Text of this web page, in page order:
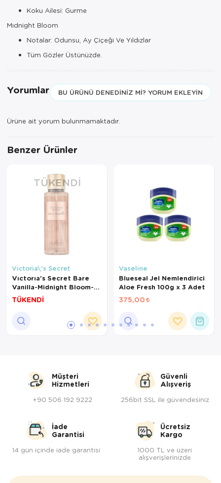
Koku Ailesi: Gurme
Mıdnight Bloom
Notalar: Odunsu, Ay Çiçeği Ve Yıldızlar
Tüm Gözler Üstünüzde.
Yorumlar BU ÜRÜNÜ DENEDINIZ MI? YORUM EKLEYIN
Ürüne ait yorum bulunmamaktadır.
Benzer Ürünler
TÜKENDI
Victoria\'s Secret
Vıctorıa's Secret Bare
Vanilla-Midnight Bloom-
Rush Vücut Spreyi Üçlü
Set
TÜKENDİ
Vaseline
Blueseal Jel Nemlendirici
Aloe Fresh 100g x 3 Adet
375,00
Müşteri
Hizmetleri
+90 506 192 9222
Güvenli
Alışveriş
256bit SSL ile güvendesiniz
İade
Garantisi
14 gün içinde iade garantisi
Ücretsiz
Kargo
1000 TL ve üzeri
alışverişlerinizde